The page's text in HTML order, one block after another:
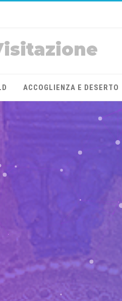
ACCOGLIENZA E DESERTO